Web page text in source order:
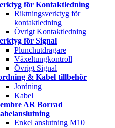
för Kontaktledning
Riktningsverktyg för
kontaktledning
Övrigt Kontaktledning
för Signal
Plunchutdragare
Växeltungkontroll
Övrigt Signal
& Kabel tillbehör
Jordning
Kabel
AR Borrad
Enkel anslutning M10